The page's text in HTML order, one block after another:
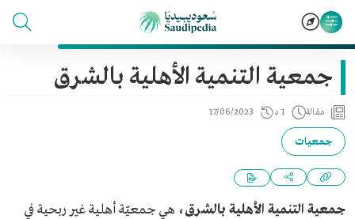
جمعية التنمية الأهلية بالشرق
مقالة 1 د 17/06/2023
جمعيات
جمعية التنمية الأهلية بالشرق، هي جمعيّة أهلية غير ربحية في